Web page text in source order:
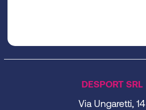
DESPORT SRL
Via Ungaretti, 14